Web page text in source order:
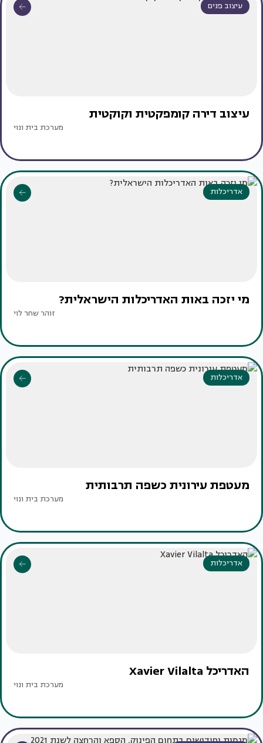
עיצוב פנים
עיצוב דירה קומפקטית וקוקטית
מערכת בית ונוי
אדריכלות
מי יזכה באות האדריכלות הישראלית?
זוהר שחר לוי
אדריכלות
מעטפת עירונית כשפה תרבותית
מערכת בית ונוי
אדריכלות
האדריכל Xavier Vilalta
מערכת בית ונוי